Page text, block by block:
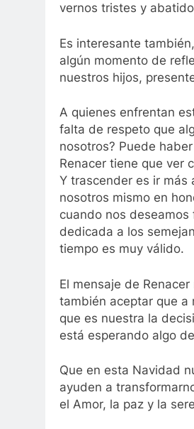
vernos tristes y
Es interesante
algún momento de
nuestros hijos,
A quienes enfrentan
falta de respeto que
nosotros? Puede
Renacer tiene que ver
Y trascender es ir más
nosotros mismo en
cuando nos
dedicada a los
tiempo es muy válido.
El mensaje de
también aceptar que a
que es nuestra la
está esperando algo
Que en esta Navidad
ayuden a
el Amor, la paz y la